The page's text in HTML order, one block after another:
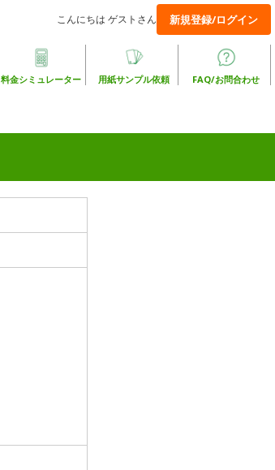
こんにちは ゲストさん 新規登録/ログイン
料金シミュレーター 用紙サンプル依頼 FAQ/お問合わせ